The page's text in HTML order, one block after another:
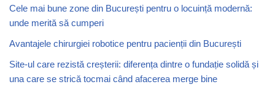
Cele mai bune zone din București pentru o locuință modernă:
unde merită să cumperi
Avantajele chirurgiei robotice pentru pacienții din București
Site-ul care rezistă creșterii: diferența dintre o fundație solidă și
una care se strică tocmai când afacerea merge bine